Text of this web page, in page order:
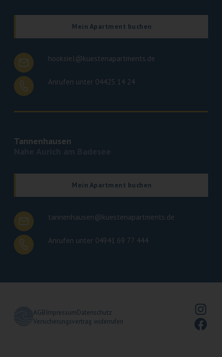
Mein Apartment buchen
hooksiel@kuestenapartments.de
Anrufen unter 04425 14 24
Tannenhausen
Mein Apartment buchen
tannenhausen@kuestenapartments.de
Anrufen unter 04941 69 77 444
AGBImpressumDatenschutz
Versicherungsvertrag widerrufen